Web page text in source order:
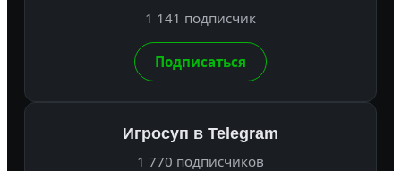
1 141 подписчик
Подписаться
Игросуп в Telegram
1 770 подписчиков